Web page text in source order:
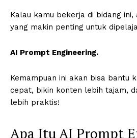
Kalau kamu bekerja di bidang
yang makin penting untuk
AI Prompt Engineering.
Kemampuan ini akan bisa bantu
cepat, bikin konten lebih tajam,
lebih praktis!
Apa Itu AI Prompt